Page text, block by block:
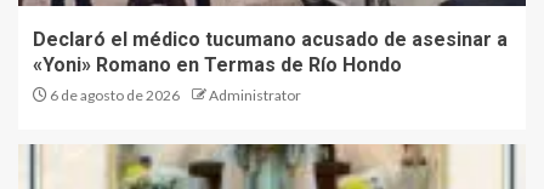
Declaró el médico tucumano acusado de asesinar a
«Yoni» Romano en Termas de Río Hondo
6 de agosto de 2026 Administrator